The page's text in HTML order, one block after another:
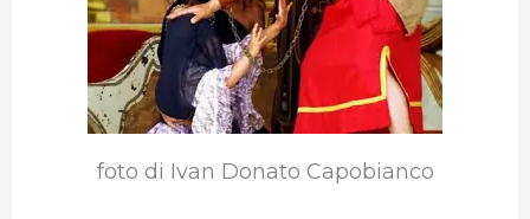
foto di Ivan Donato Capobianco